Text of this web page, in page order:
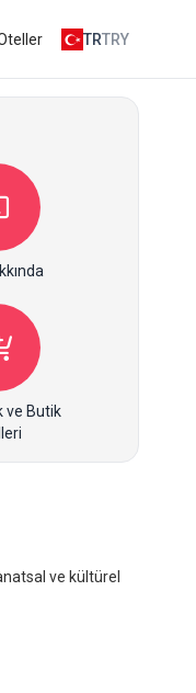
TRTRY
ve Butik
ve kültürel